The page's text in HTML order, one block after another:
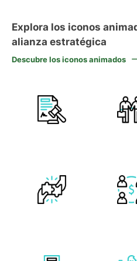
Explora los iconos
alianza estratégica
Descubre los iconos animados